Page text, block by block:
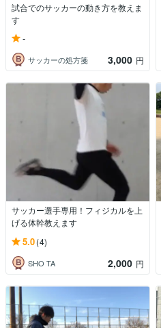
試合でのサッカーの動き方を教えま
す
-
サッカーの処方箋 3,000 円
サッカー選手専用！フィジカルを上
げる体幹教えます
5.0(4)
SHO TA 2,000 円